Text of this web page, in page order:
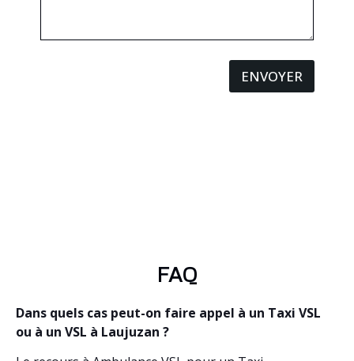
ENVOYER
FAQ
Dans quels cas peut-on faire appel à un Taxi VSL
ou à un VSL à Laujuzan ?